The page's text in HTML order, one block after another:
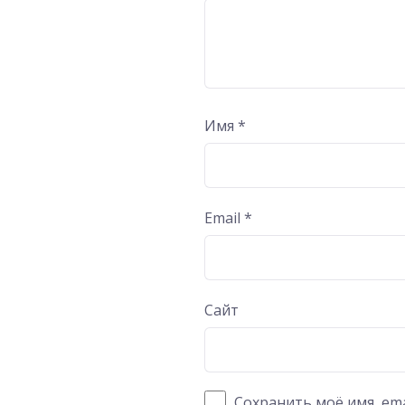
Имя*
Email*
Сайт